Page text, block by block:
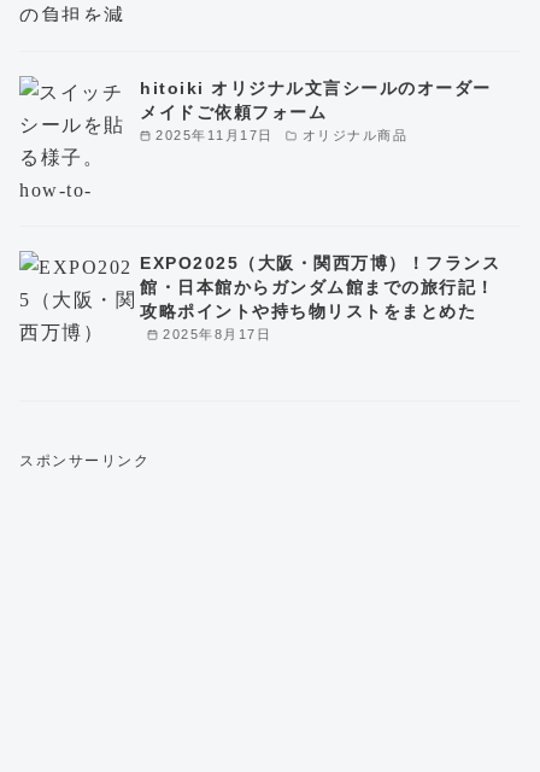
2025年11月17日 オリジナル商品
hitoiki オリジナル文言シールのオーダー
メイドご依頼フォーム
2025年8月17日
EXPO2025（大阪・関西万博）！フランス
館・日本館からガンダム館までの旅行記！
攻略ポイントや持ち物リストをまとめた
スポンサーリンク